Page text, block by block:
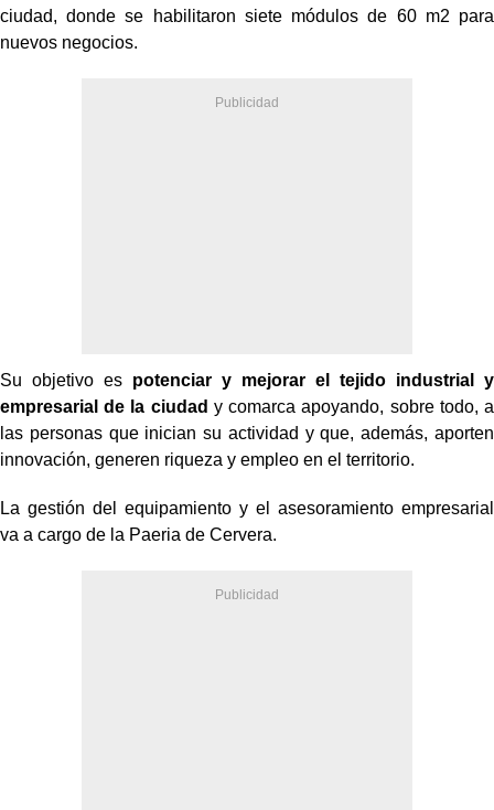
ciudad, donde se habilitaron siete módulos de 60 m2 para
nuevos negocios.
Su objetivo es potenciar y mejorar el tejido industrial y
empresarial de la ciudad y comarca apoyando, sobre todo, a
las personas que inician su actividad y que, además, aporten
innovación, generen riqueza y empleo en el territorio.
La gestión del equipamiento y el asesoramiento empresarial
va a cargo de la Paeria de Cervera.